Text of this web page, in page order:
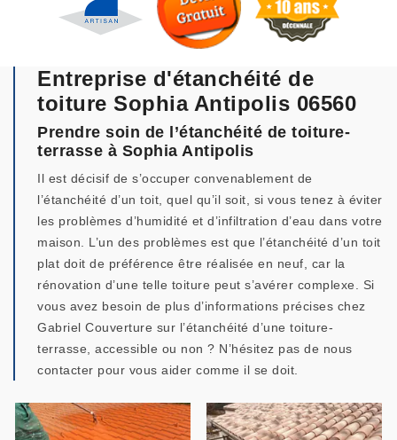
Entreprise d'étanchéité de
toiture Sophia Antipolis 06560
Prendre soin de l’étanchéité de toiture-
terrasse à Sophia Antipolis
Il est décisif de s’occuper convenablement de
l’étanchéité d’un toit, quel qu’il soit, si vous tenez à éviter
les problèmes d’humidité et d’infiltration d’eau dans votre
maison. L’un des problèmes est que l’étanchéité d’un toit
plat doit de préférence être réalisée en neuf, car la
rénovation d’une telle toiture peut s’avérer complexe. Si
vous avez besoin de plus d’informations précises chez
Gabriel Couverture sur l’étanchéité d’une toiture-
terrasse, accessible ou non ? N’hésitez pas de nous
contacter pour vous aider comme il se doit.